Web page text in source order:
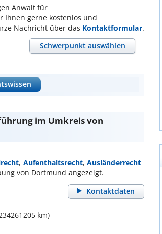
Anwalt für
Ihnen gerne kostenlos und
Nachricht über das Kontaktformular.
Schwerpunkt auswählen
im Umkreis von
, Aufenthaltsrecht, Ausländerrecht
von Dortmund angezeigt.
Kontaktdaten
km)